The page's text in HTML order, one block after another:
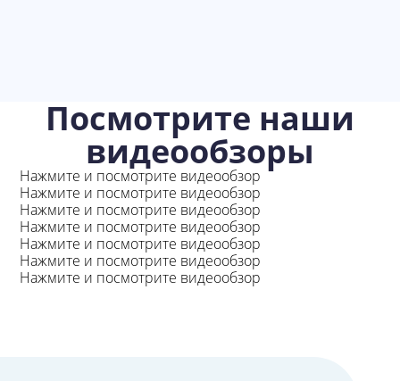
Посмотрите наши
видеообзоры
Нажмите и посмотрите видеообзор
Нажмите и посмотрите видеообзор
Нажмите и посмотрите видеообзор
Нажмите и посмотрите видеообзор
Нажмите и посмотрите видеообзор
Нажмите и посмотрите видеообзор
Нажмите и посмотрите видеообзор